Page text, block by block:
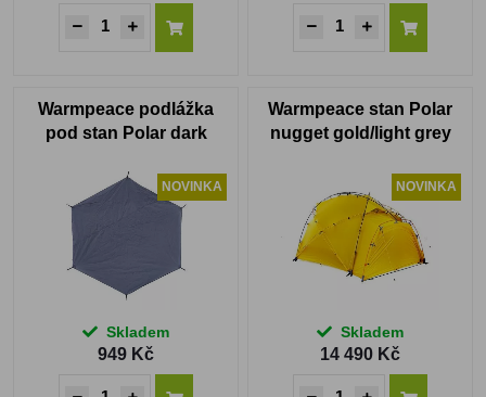
Warmpeace podlážka
pod stan Polar dark
NOVINKA
Skladem
949 Kč
Warmpeace stan Polar
nugget gold/light grey
NOVINKA
Skladem
14 490 Kč